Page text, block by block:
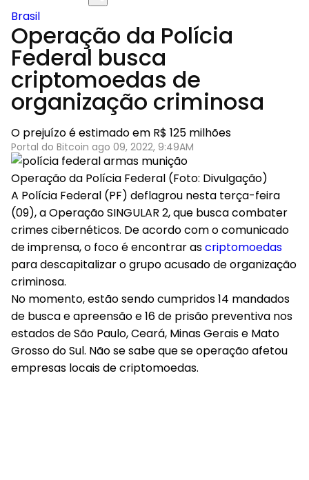
Brasil
Operação da Polícia
Federal busca
criptomoedas de
organização criminosa
O prejuízo é estimado em R$ 125 milhões
Portal do Bitcoin ago 09, 2022, 9:49AM
Operação da Polícia Federal (Foto: Divulgação)
A Polícia Federal (PF) deflagrou nesta terça-feira
(09), a Operação SINGULAR 2, que busca combater
crimes cibernéticos. De acordo com o comunicado
de imprensa, o foco é encontrar ascriptomoedas
para descapitalizar o grupo acusado de organização
criminosa.
No momento, estão sendo cumpridos 14 mandados
de busca e apreensão e 16 de prisão preventiva nos
estados de São Paulo, Ceará, Minas Gerais e Mato
Grosso do Sul. Não se sabe que se operação afetou
empresas locais de criptomoedas.